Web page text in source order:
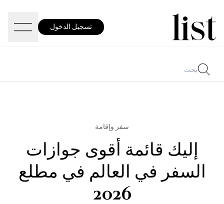
تسجيل الدخول
سفر وإقامة
إليك قائمة أقوى جوازات
السفر في العالم في مطلع
2026